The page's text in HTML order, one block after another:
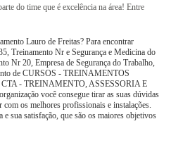
do time que é excelência na área! Entre
Lauro de Freitas? Para encontrar
Treinamento Nr e Segurança e Medicina do
Nr 20, Empresa de Segurança do Trabalho,
de CURSOS - TREINAMENTOS
- TREINAMENTO, ASSESSORIA E
você consegue tirar as suas dúvidas
os melhores profissionais e instalações.
sua satisfação, que são os maiores objetivos